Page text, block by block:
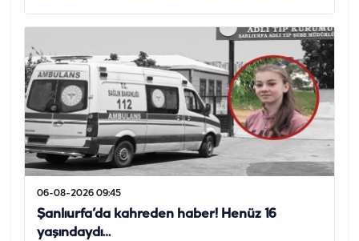
06-08-2026 09:45
Şanlıurfa’da kahreden haber! Henüz 16
yaşındaydı…